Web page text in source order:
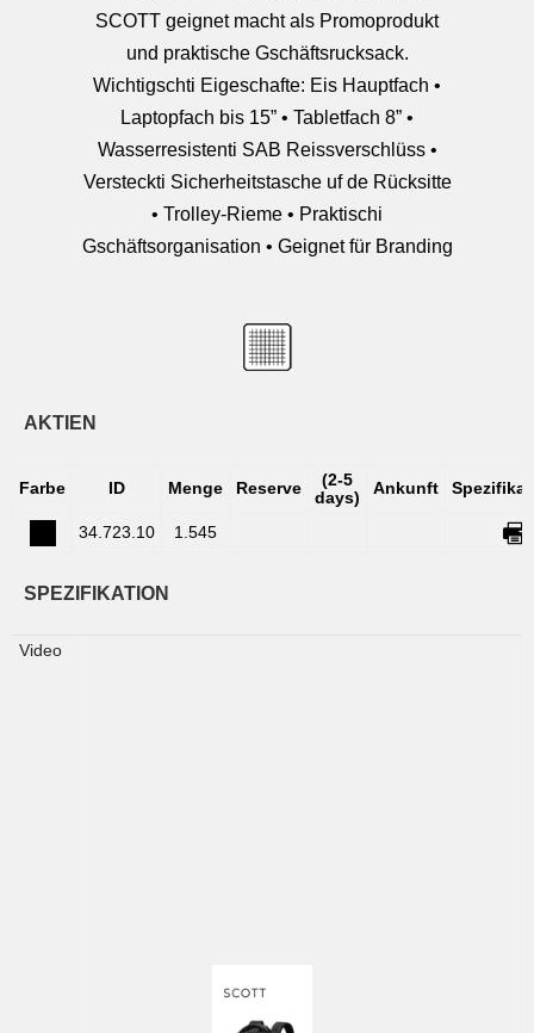
SCOTT geignet macht als Promoprodukt
und praktische Gschäftsrucksack.
Wichtigschti Eigeschafte: Eis Hauptfach •
Laptopfach bis 15” • Tabletfach 8” •
Wasserresistenti SAB Reissverschlüss •
Versteckti Sicherheitstasche uf de Rücksitte
• Trolley-Rieme • Praktischi
Gschäftsorganisation • Geignet für Branding
AKTIEN
Farbe ID Menge Reserve
(2-5
days)
Ankunft
34.723.10 1.545
SPEZIFIKATION
Video